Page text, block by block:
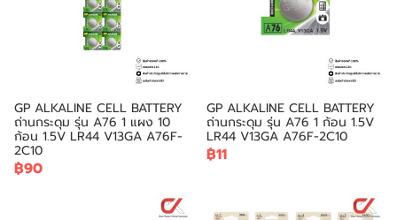
GP ALKALINE CELL BATTERY
ถ่านกระดุม รุ่น A76 1 แผง 10
ก้อน 1.5V LR44 V13GA A76F-
2C10
฿90
GP ALKALINE CELL BATTERY
ถ่านกระดุม รุ่น A76 1 ก้อน 1.5V
LR44 V13GA A76F-2C10
฿11